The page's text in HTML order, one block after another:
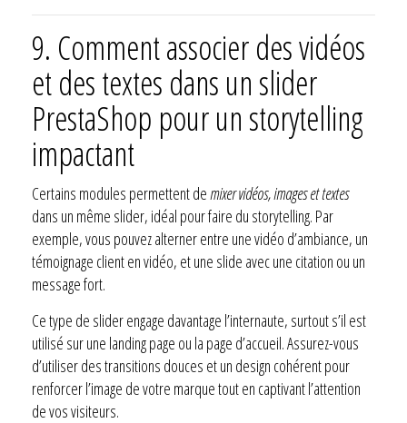
9. Comment associer des vidéos
et des textes dans un slider
PrestaShop pour un storytelling
impactant
Certains modules permettent de mixer vidéos, images et textes
dans un même slider, idéal pour faire du storytelling. Par
exemple, vous pouvez alterner entre une vidéo d’ambiance, un
témoignage client en vidéo, et une slide avec une citation ou un
message fort.
Ce type de slider engage davantage l’internaute, surtout s’il est
utilisé sur une landing page ou la page d’accueil. Assurez-vous
d’utiliser des transitions douces et un design cohérent pour
renforcer l’image de votre marque tout en captivant l’attention
de vos visiteurs.